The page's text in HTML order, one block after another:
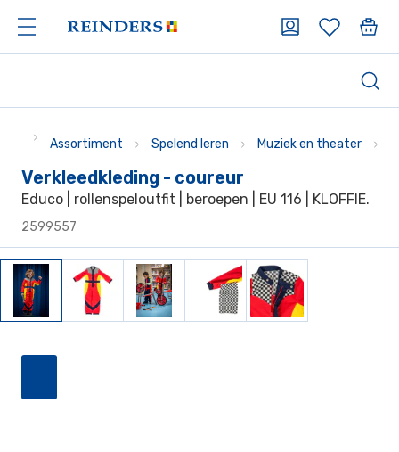
Assortiment Spelend leren Muziek en theater
Verkleedkleding - coureur
Educo | rollenspeloutfit | beroepen | EU 116 | KLOFFIE.
2599557